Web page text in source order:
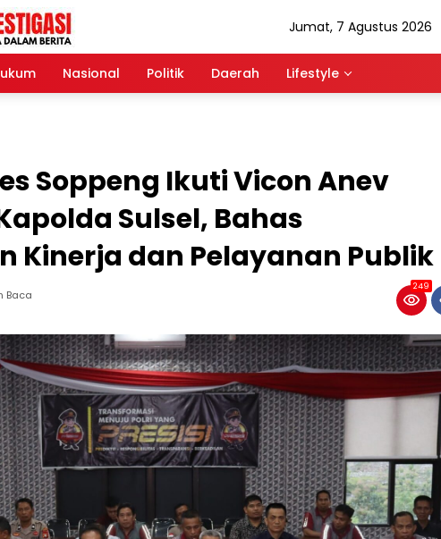
Jumat, 7 Agustus 2026
Nasional Politik Daerah Lifestyle
Soppeng Ikuti Vicon Anev
Sulsel, Bahas
Kinerja dan Pelayanan Publik
Baca
249